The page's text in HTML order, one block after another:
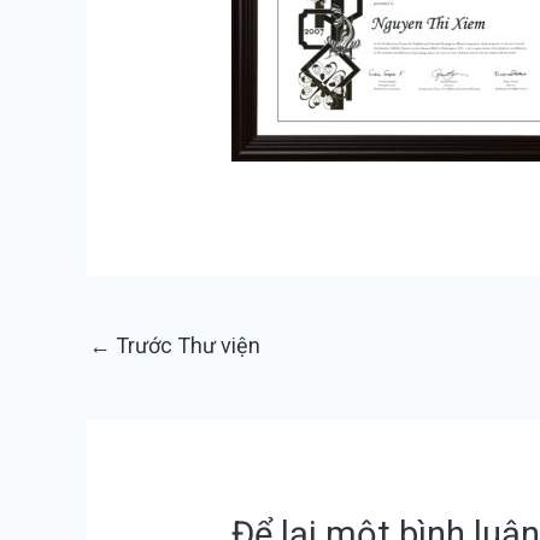
← Trước Thư viện